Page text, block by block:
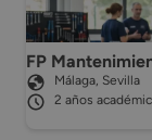
FP
Málaga, Sevilla
2 años